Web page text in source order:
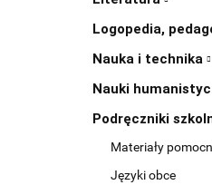
Logopedia,
Nauka i technika
Nauki
Podręczniki
Materiały
Języki obce